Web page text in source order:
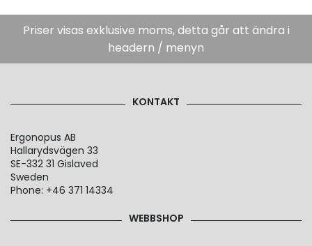
Priser visas exklusive moms, detta går att ändra i
headern / menyn
KONTAKT
Ergonopus AB
Hallarydsvägen 33
SE-332 31 Gislaved
Sweden
Phone: +46 371 14334
WEBBSHOP